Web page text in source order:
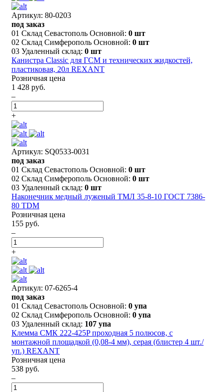
Артикул: 80-0203
под заказ
01 Склад Севастополь Основной: 0 шт
02 Склад Симферополь Основной: 0 шт
03 Удаленный склад: 0 шт
Канистра Classic для ГСМ и технических жидкостей,
пластиковая, 20л REXANT
Розничная цена
1 428 руб.
–
+
Артикул: SQ0533-0031
под заказ
01 Склад Севастополь Основной: 0 шт
02 Склад Симферополь Основной: 0 шт
03 Удаленный склад: 0 шт
Наконечник медный луженый ТМЛ 35-8-10 ГОСТ 7386-
80 TDM
Розничная цена
155 руб.
–
+
Артикул: 07-6265-4
под заказ
01 Склад Севастополь Основной: 0 упа
02 Склад Симферополь Основной: 0 упа
03 Удаленный склад: 107 упа
Клемма СМК 222-425P проходная 5 полюсов, с
монтажной площадкой (0,08-4 мм), серая (блистер 4 шт./
уп.) REXANT
Розничная цена
538 руб.
–